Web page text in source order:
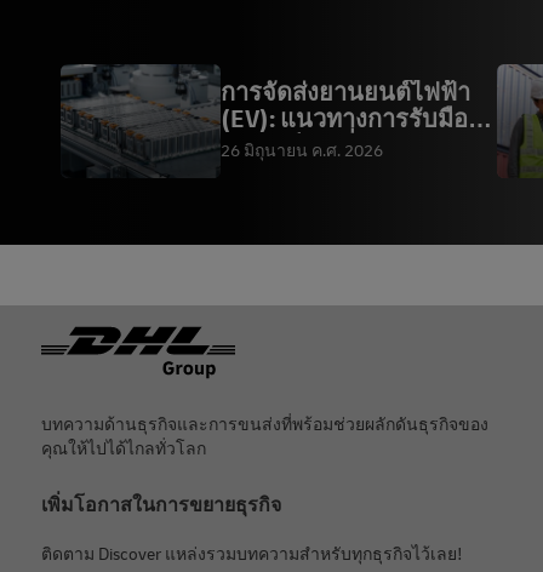
การจัดส่งยานยนต์ไฟฟ้า
(EV): แนวทางการรับมือ
กฎระเบียบเกี่ยวกั
26 มิถุนายน ค.ศ. 2026
ท้ายกระดาษ
บทความด้านธุรกิจและการขนส่งที่พร้อมช่วยผลักดันธุรกิจของ
คุณให้ไปได้ไกลทั่วโลก
เพิ่มโอกาสในการขยายธุรกิจ
ติดตาม Discover แหล่งรวมบทความสำหรับทุกธุรกิจไว้เลย!